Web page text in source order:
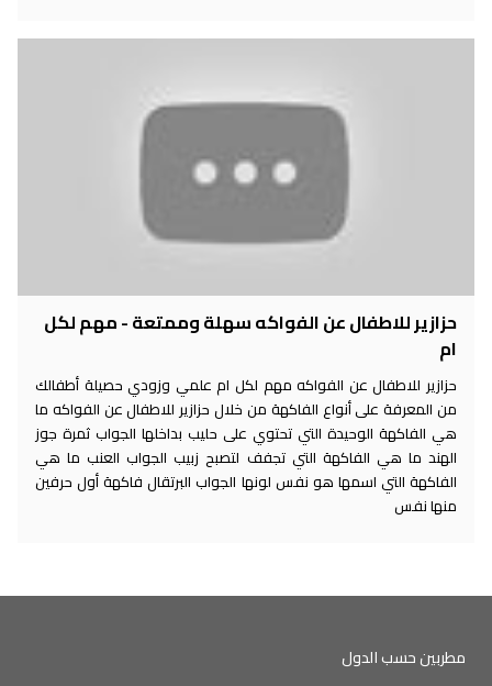
حزازير للاطفال عن الفواكه سهلة وممتعة - مهم لكل
ام
حزازير للاطفال عن الفواكه مهم لكل ام علمي وزودي حصيلة أطفالك
من المعرفة على أنواع الفاكهة من خلال حزازير للاطفال عن الفواكه ما
هي الفاكهة الوحيدة التي تحتوي على حليب بداخلها الجواب ثمرة جوز
الهند ما هي الفاكهة التي تجفف لتصبح زبيب الجواب العنب ما هي
الفاكهة التي اسمها هو نفس لونها الجواب البرتقال فاكهة أول حرفين
منها نفس
مطربين حسب الدول